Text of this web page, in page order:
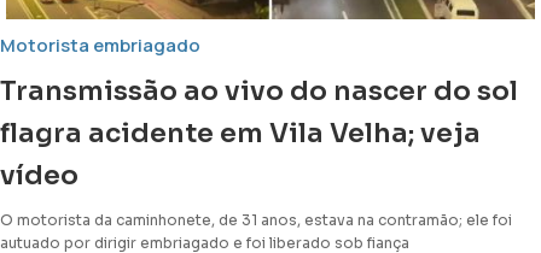
Motorista embriagado
Transmissão ao vivo do nascer do sol
flagra acidente em Vila Velha; veja
vídeo
O motorista da caminhonete, de 31 anos, estava na contramão; ele foi
autuado por dirigir embriagado e foi liberado sob fiança